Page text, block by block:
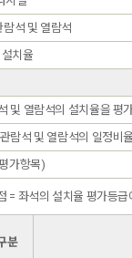
람석 및 열람석
설치율
및 열람석의 설치율을 평
람석 및 열람석의 일정비
가항목)
= 좌석의 설치율 평가등
분